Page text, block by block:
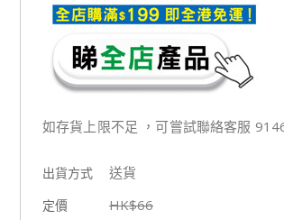
如存貨上限不足 ，可嘗試聯絡客服
出貨方式 送貨
定價 HK$66